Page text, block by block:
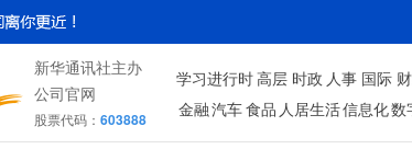
新华通讯社主办
公司官网
股票代码： 603888
学习进行时 高层 时政 人事 国际
金融 汽车 食品 人居生活信息化数